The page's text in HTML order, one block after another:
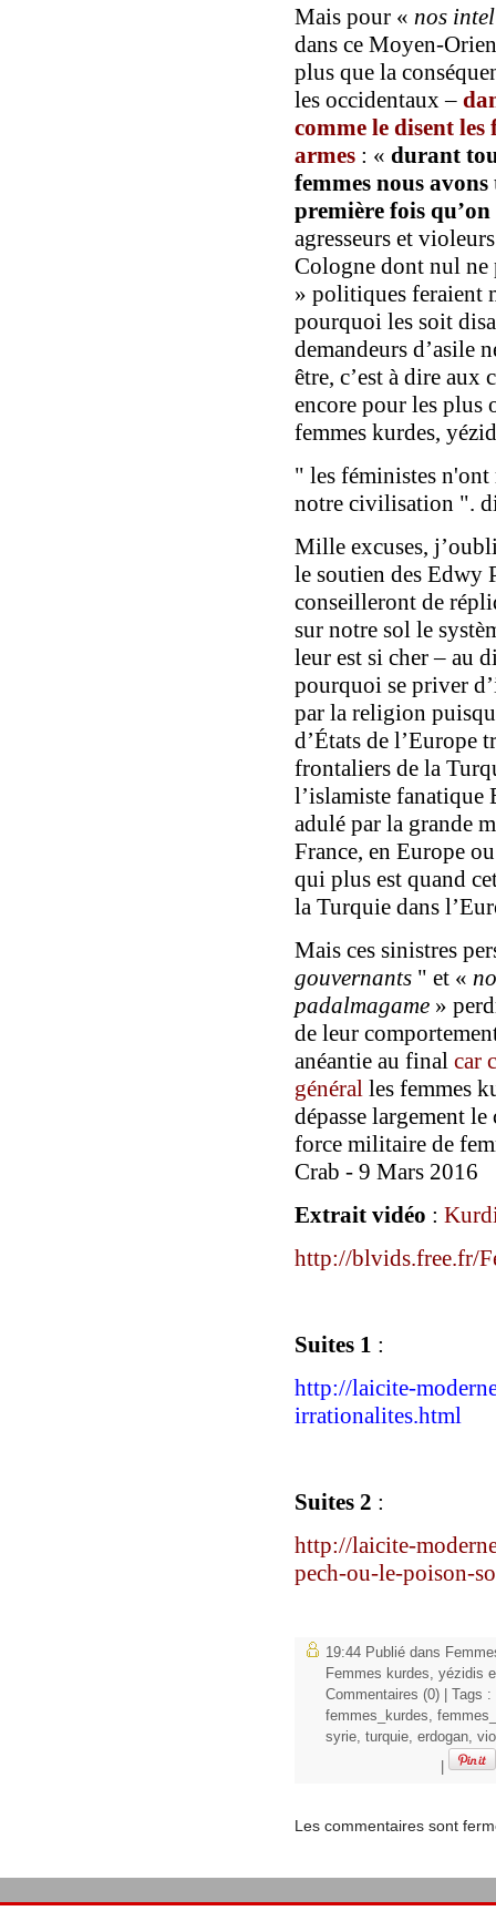
Mais pour « nos
dans ce Moyen-
plus que la
les occidentaux –
comme le disent les
armes : « durant
femmes nous
première fois qu’on
agresseurs et
Cologne dont nul ne
» politiques feraient
pourquoi les soit
demandeurs d’asile
être, c’est à dire aux
encore pour les plus
femmes kurdes,
" les féministes
notre civilisation ".
Mille excuses,
le soutien des Edwy
conseilleront de
sur notre sol le
leur est si cher – au
pourquoi se priver
par la religion
d’États de l’Europe
frontaliers de la
l’islamiste fanatique
adulé par la grande
France, en Europe
qui plus est quand
la Turquie dans
Mais ces sinistres
gouvernants " et «
padalmagame »
de leur
anéantie au final car
général les femmes
dépasse largement
force militaire de
Crab - 9 Mars 2016
Extrait vidéo :
http://blvids.free.fr/
Suites 1 :
http://laicite-
irrationalites.html
Suites 2 :
http://laicite-
pech-ou-le-poison-
19:44 Publié dans
Femmes kurdes, yézidis
Commentaires (0) | Tags :
femmes_kurdes
syrie turquie erdogan
Les commentaires sont